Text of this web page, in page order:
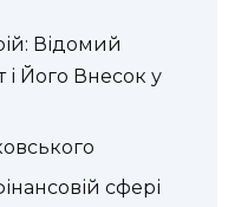
Відомий
і Його Внесок у
сфері